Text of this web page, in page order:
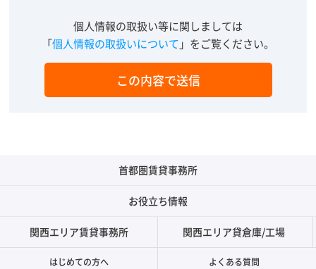
個人情報の取扱い等に関しましては
「個人情報の取扱いについて 」をご覧ください。
首都圏賃貸事務所
お役立ち情報
関西エリア賃貸事務所 関西エリア貸倉庫/工場
はじめての方へ よくある質問